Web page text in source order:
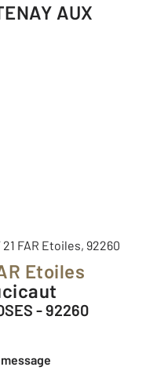
AUX
Etoiles
- 92260
message